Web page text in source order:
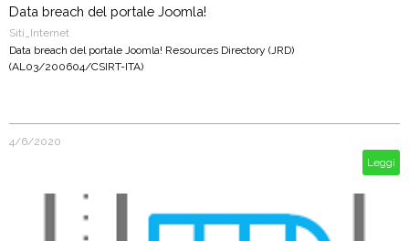
Data breach del portale Joomla!
Siti_Internet
Data breach del portale Joomla! Resources Directory (JRD)
(AL03/200604/CSIRT-ITA)
4/6/2020
Leggi